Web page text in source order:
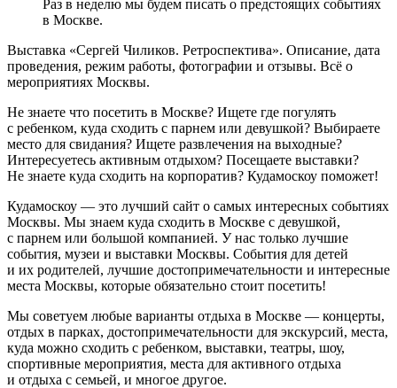
Раз в неделю мы будем писать о предстоящих событиях
в Москве.
Выставка «Сергей Чиликов. Ретроспектива». Описание, дата
проведения, режим работы, фотографии и отзывы. Всё о
мероприятиях Москвы.
Не знаете что посетить в Москве? Ищете где погулять
с ребенком, куда сходить с парнем или девушкой? Выбираете
место для свидания? Ищете развлечения на выходные?
Интересуетесь активным отдыхом? Посещаете выставки?
Не знаете куда сходить на корпоратив? Кудамоскоу поможет!
Кудамоскоу — это лучший сайт о самых интересных событиях
Москвы. Мы знаем куда сходить в Москве с девушкой,
с парнем или большой компанией. У нас только лучшие
события, музеи и выставки Москвы. События для детей
и их родителей, лучшие достопримечательности и интересные
места Москвы, которые обязательно стоит посетить!
Мы советуем любые варианты отдыха в Москве — концерты,
отдых в парках, достопримечательности для экскурсий, места,
куда можно сходить с ребенком, выставки, театры, шоу,
спортивные мероприятия, места для активного отдыха
и отдыха с семьей, и многое другое.